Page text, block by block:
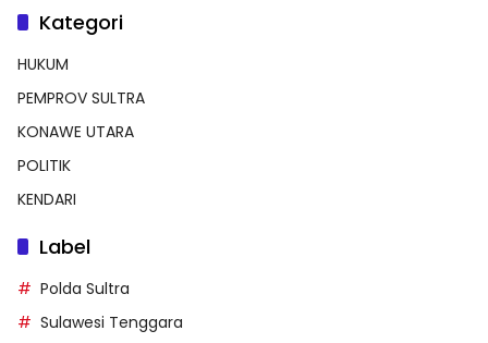
Kategori
HUKUM
PEMPROV SULTRA
KONAWE UTARA
POLITIK
KENDARI
Label
Polda Sultra
Sulawesi Tenggara